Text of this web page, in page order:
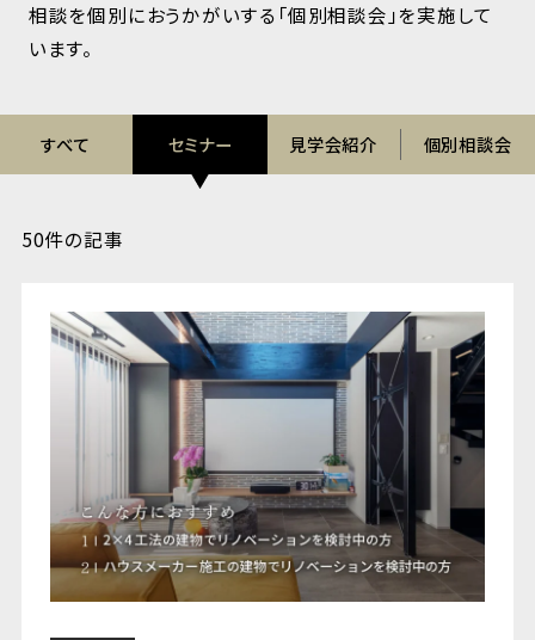
相談を個別におうかがいする「個別相談会」を実施して
います。
すべて セミナー 見学会紹介 個別相談会
50件の記事